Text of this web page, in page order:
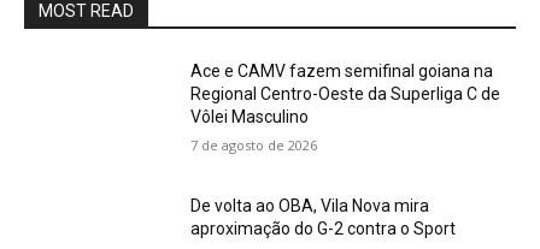
MOST READ
Ace e CAMV fazem semifinal goiana na
Regional Centro-Oeste da Superliga C de
Vôlei Masculino
7 de agosto de 2026
De volta ao OBA, Vila Nova mira
aproximação do G-2 contra o Sport